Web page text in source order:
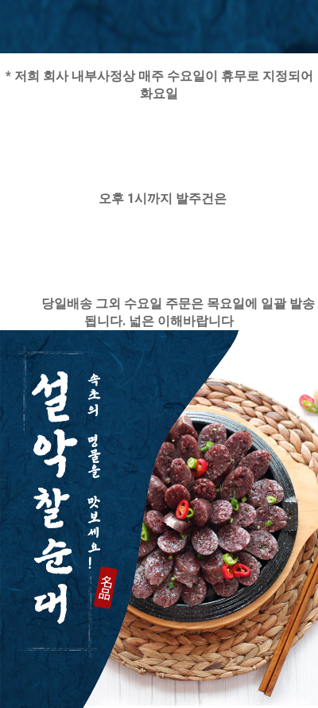
* 저희 회사 내부사정상 매주 수요일이 휴무로 지정되어
화요일
오후 1시까지 발주건은
당일배송 그외 수요일 주문은 목요일에 일괄 발송
됩니다. 넓은 이해바랍니다